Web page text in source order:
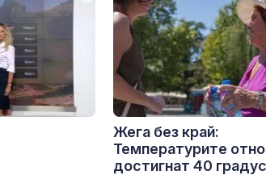
Жега без край:
Температурите
достигнат 40